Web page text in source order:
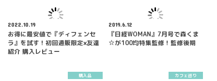
2022.10.19
お得に最安値で『ディフェンセ
ラ』を試す！初回通販限定×友達
紹介 購入レビュー
2019.6.12
『日経WOMAN』7月号で森くま
☆が100均特集監修！監修後期
購入品 カフェ巡り